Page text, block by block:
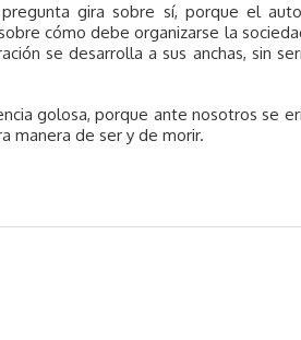
gira sobre sí, porque el
cómo debe organizarse la
se desarrolla a sus anchas, sin
golosa, porque ante nosotros se
manera de ser y de morir.